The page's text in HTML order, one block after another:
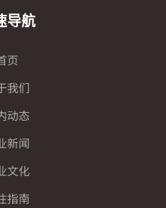
导航
页
我们
动态
新闻
文化
指南